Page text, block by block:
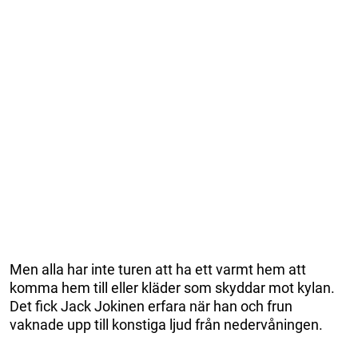
Men alla har inte turen att ha ett varmt hem att
komma hem till eller kläder som skyddar mot kylan.
Det fick Jack Jokinen erfara när han och frun
vaknade upp till konstiga ljud från nedervåningen.